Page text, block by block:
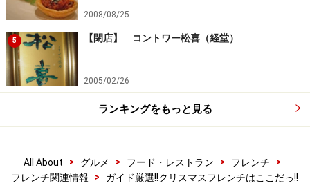
2008/08/25
5 【閉店】 コントワー松喜（経堂）
2005/02/26
ランキングをもっと見る
All About > グルメ > フード・レストラン > フレンチ
>
フレンチ関連情報
> ガイド厳選!!クリスマスフレンチはここだっ!!